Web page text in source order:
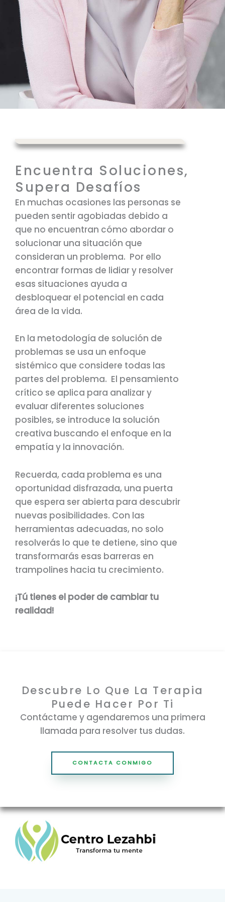
Encuentra Soluciones,
Supera Desafíos
En muchas ocasiones las personas se
pueden sentir agobiadas debido a
que no encuentran cómo abordar o
solucionar una situación que
consideran un problema. Por ello
encontrar formas de lidiar y resolver
esas situaciones ayuda a
desbloquear el potencial en cada
área de la vida.
En la metodología de solución de
problemas se usa un enfoque
sistémico que considere todas las
partes del problema. El pensamiento
crítico se aplica para analizar y
evaluar diferentes soluciones
posibles, se introduce la solución
creativa buscando el enfoque en la
empatía y la innovación.
Recuerda, cada problema es una
oportunidad disfrazada, una puerta
que espera ser abierta para descubrir
nuevas posibilidades. Con las
herramientas adecuadas, no solo
resolverás lo que te detiene, sino que
transformarás esas barreras en
trampolines hacia tu crecimiento.
¡Tú tienes el poder de cambiar tu
realidad!
Descubre Lo Que La Terapia
Puede Hacer Por Ti
Contáctame y agendaremos una primera
llamada para resolver tus dudas.
CONTACTA CONMIGO